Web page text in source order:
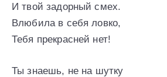
И твой задорный смех.
Влюбила в себя ловко,
Тебя прекрасней нет!
Ты знаешь, не на шутку